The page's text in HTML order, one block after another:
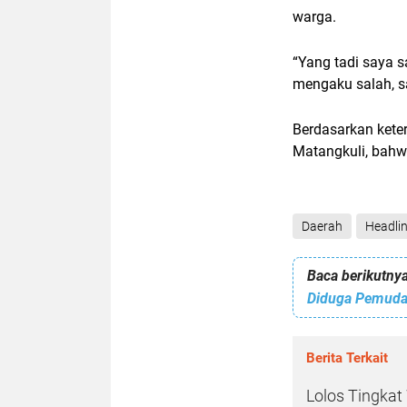
warga.
“Yang tadi saya
mengaku salah,
Berdasarkan
Matangkuli,
Daerah
Baca
Diduga
Berita Terkait
Lolos Tingkat